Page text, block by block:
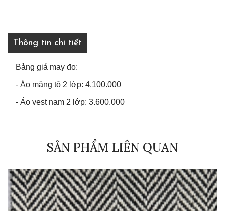
Thông tin chi tiết
Bảng giá may đo:
- Áo măng tô 2 lớp: 4.100.000
- Áo vest nam 2 lớp: 3.600.000
SẢN PHẨM LIÊN QUAN